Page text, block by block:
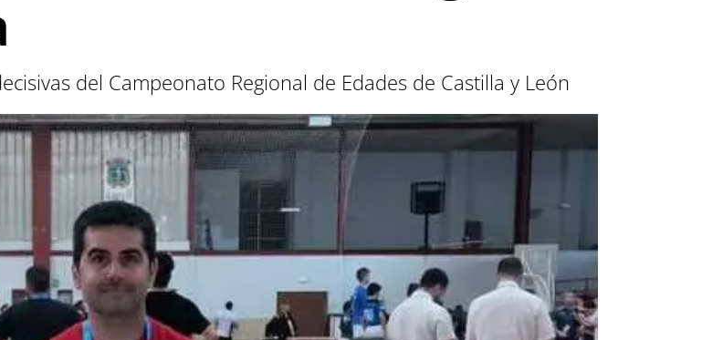
del Campeonato Regional de Edades de Castilla y León